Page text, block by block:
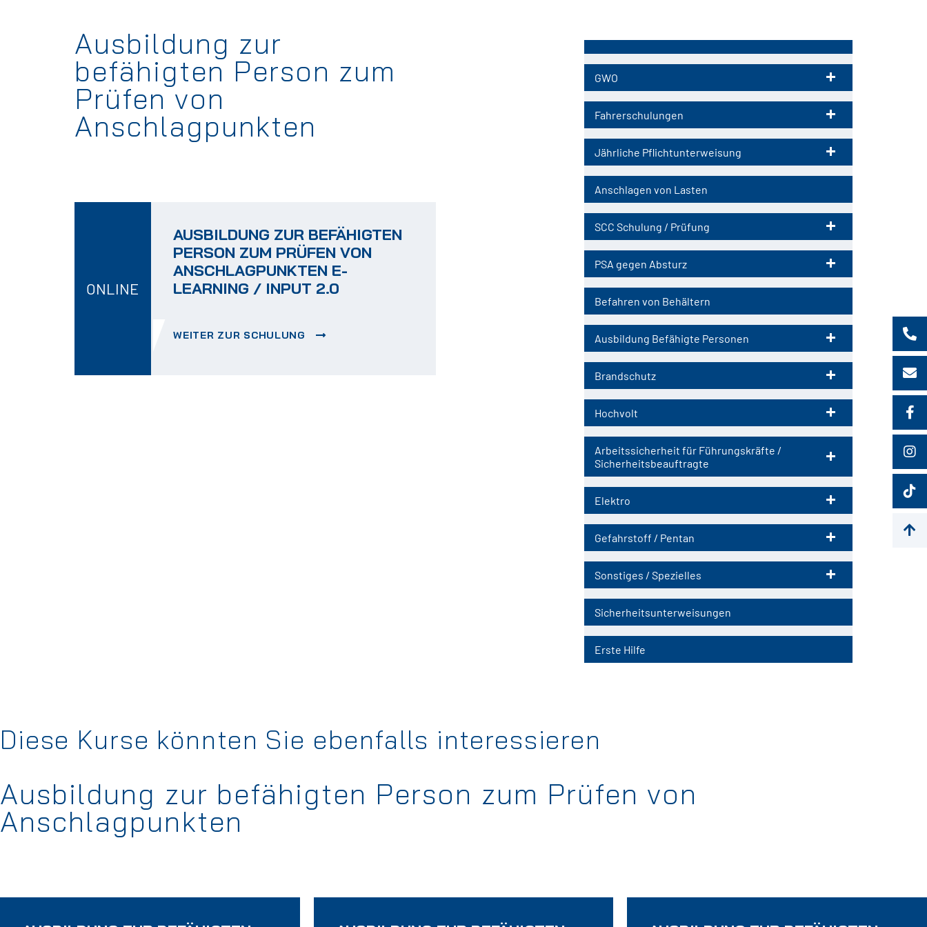
Ausbildung zur
befähigten Person zum
Prüfen von
Anschlagpunkten
ONLINE
AUSBILDUNG ZUR BEFÄHIGTEN
PERSON ZUM PRÜFEN VON
ANSCHLAGPUNKTEN E-
LEARNING / INPUT 2.0
WEITER ZUR SCHULUNG
Navigation
überspringen
GWO
Fahrerschulungen
Jährliche Pflichtunterweisung
Anschlagen von Lasten
SCC Schulung / Prüfung
PSA gegen Absturz
Befahren von Behältern
Ausbildung Befähigte Personen
Brandschutz
Hochvolt
Arbeitssicherheit für Führungskräfte /
Sicherheitsbeauftragte
Elektro
Gefahrstoff / Pentan
Sonstiges / Spezielles
Sicherheitsunterweisungen
Erste Hilfe
Diese Kurse könnten Sie ebenfalls interessieren
Ausbildung zur befähigten Person zum Prüfen von
Anschlagpunkten